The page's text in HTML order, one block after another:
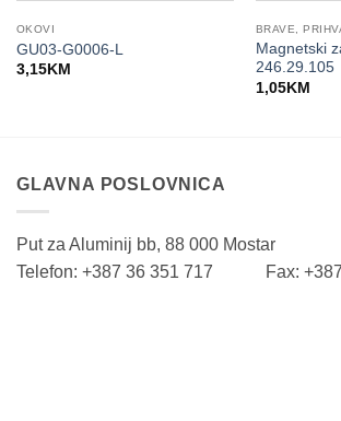
OKOVI
GU03-G0006-L
3,15KM
Magnetski
246.29.105
1,05KM
GLAVNA POSLOVNICA
Put za Aluminij bb, 88 000 Mostar
Telefon: +387 36 351 717 Fax: +387